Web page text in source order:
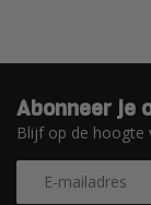
Abonneer je
Blijf op de hoogte